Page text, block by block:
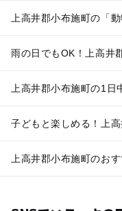
上高井郡小布施町の「
雨の日でもOK！上高井
上高井郡小布施町の1日
子どもと楽しめる！上
上高井郡小布施町のお